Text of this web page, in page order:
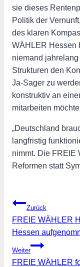
sie dieses
Politik der
des klaren
WÄHLER Hessen
niemand
Strukturen den
Ja-Sager zu
konstruktiv an
mitarbeiten
„Deutschland
langfristig
nimmt. Die FREIE
Reformen statt
Zurück
FREIE WÄHLER
Hessen
Weiter
FREIE WÄHLER